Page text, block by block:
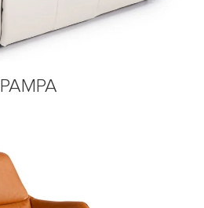
PAMPA